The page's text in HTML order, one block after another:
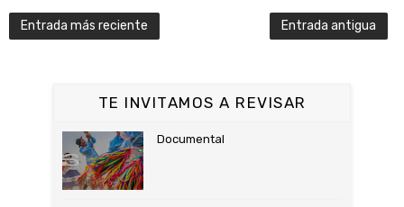
Entrada más reciente Entrada antigua
TE INVITAMOS A REVISAR
Documental